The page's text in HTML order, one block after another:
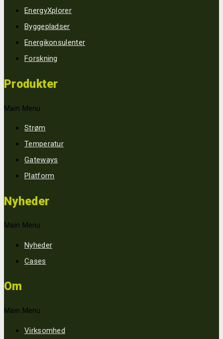
EnergyXplorer
Byggepladser
Energikonsulenter
Forskning
Produkter
Main Menu
Strøm
Temperatur
Gateways
Platform
Nyheder
Main Menu
Nyheder
Cases
Om
Main Menu
Virksomhed